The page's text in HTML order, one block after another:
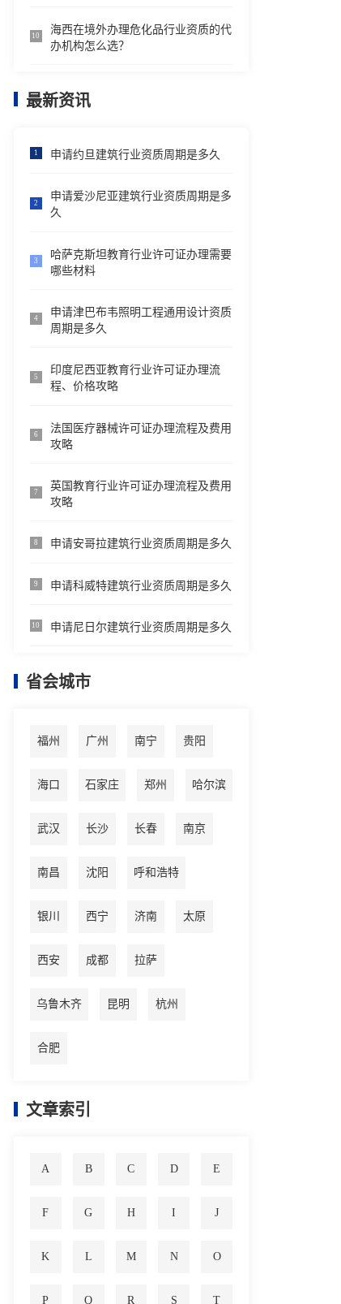
10
海西在境外办理危化品行业资质的代
办机构怎么选？
最新资讯
1 申请约旦建筑行业资质周期是多久
2
申请爱沙尼亚建筑行业资质周期是多
久
3
哈萨克斯坦教育行业许可证办理需要
哪些材料
4
申请津巴布韦照明工程通用设计资质
周期是多久
5
印度尼西亚教育行业许可证办理流
程、价格攻略
6
法国医疗器械许可证办理流程及费用
攻略
7
英国教育行业许可证办理流程及费用
攻略
8 申请安哥拉建筑行业资质周期是多久
9 申请科威特建筑行业资质周期是多久
10 申请尼日尔建筑行业资质周期是多久
省会城市
福州 广州 南宁 贵阳
海口 石家庄 郑州 哈尔滨
武汉 长沙 长春 南京
南昌 沈阳 呼和浩特
银川 西宁 济南 太原
西安 成都 拉萨
乌鲁木齐 昆明 杭州
合肥
文章索引
A B C D E
F G H I J
K L M N O
P Q R S T